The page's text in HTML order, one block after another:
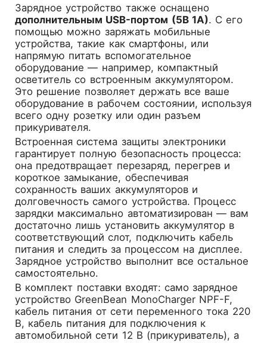
Зарядное устройство также оснащено
дополнительным USB-портом (5В 1А). С его
помощью можно заряжать мобильные
устройства, такие как смартфоны, или
напрямую питать вспомогательное
оборудование — например, компактный
осветитель со встроенным аккумулятором.
Это решение позволяет держать все ваше
оборудование в рабочем состоянии, используя
всего одну розетку или один разъем
прикуривателя.
Встроенная система защиты электроники
гарантирует полную безопасность процесса:
она предотвращает перезаряд, перегрев и
короткое замыкание, обеспечивая
сохранность ваших аккумуляторов и
долговечность самого устройства. Процесс
зарядки максимально автоматизирован — вам
достаточно лишь установить аккумулятор в
соответствующий слот, подключить кабель
питания и следить за процессом на дисплее.
Зарядное устройство выполнит все остальное
самостоятельно.
В комплект поставки входят: само зарядное
устройство GreenBean MonoCharger NPF-F,
кабель питания от сети переменного тока 220
В, кабель питания для подключения к
автомобильной сети 12 В (прикуриватель), а